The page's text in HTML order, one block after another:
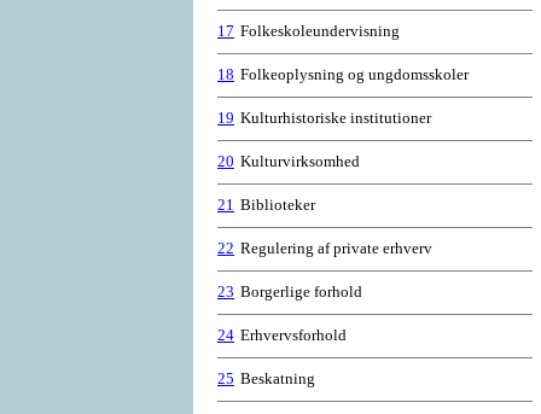
17 Folkeskoleundervisning
18 Folkeoplysning og ungdomsskoler
19 Kulturhistoriske institutioner
20 Kulturvirksomhed
21 Biblioteker
22 Regulering af private erhverv
23 Borgerlige forhold
24 Erhvervsforhold
25 Beskatning